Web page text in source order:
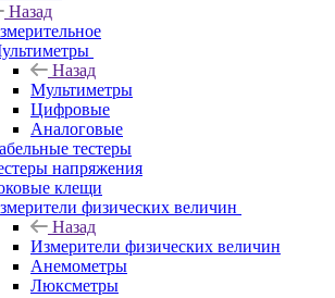
Назад
Назад
Мультиметры
Цифровые
Аналоговые
тестеры
напряжения
клещи
физических величин
Назад
Измерители физических величин
Анемометры
Люксметры